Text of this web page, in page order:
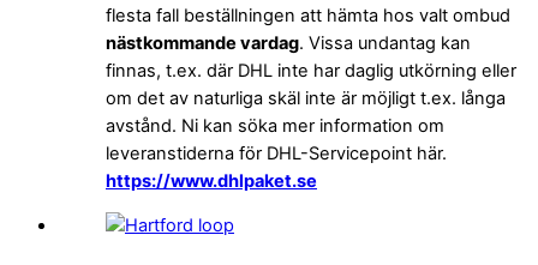
flesta fall beställningen att hämta hos valt ombud
nästkommande vardag. Vissa undantag kan
finnas, t.ex. där DHL inte har daglig utkörning eller
om det av naturliga skäl inte är möjligt t.ex. långa
avstånd. Ni kan söka mer information om
leveranstiderna för DHL-Servicepoint här.
https://www.dhlpaket.se